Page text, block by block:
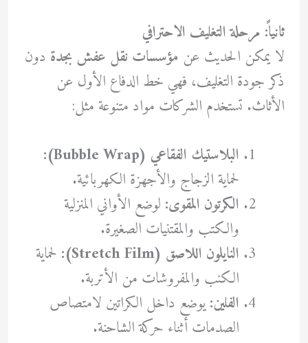
ثانياً: مرحلة التغليف الاحترافي
لا يمكن الحديث عن مؤسسات نقل عفش بجدة دون
ذكر جودة التغليف، فهي خط الدفاع الأول عن
الأثاث. تستخدم الشركات مواد متنوعة مثل:
البلاستيك الفقاعي (Bubble Wrap):
لحماية الزجاج والأجهزة الكهربائية.
الكرتون المقوى: لوضع الأواني المنزلية
والكتب والمقتنيات الصغيرة.
النايلون اللاصق (Stretch Film):
لحماية
الكنب والمفروشات من الأتربة.
الفلين:يوضع داخل الكراتين لامتصاص
الصدمات أثناء حركة الشاحنة.